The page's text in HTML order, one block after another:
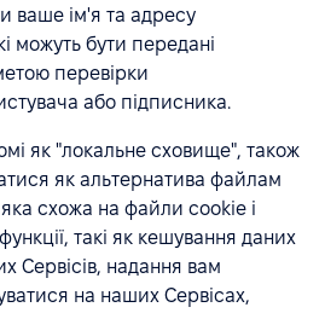
ваше ім'я та адресу
можуть бути передані
перевірки
або підписника.
як "локальне сховище", також
як альтернатива файлам
схожа на файли cookie і
такі як кешування даних
Сервісів, надання вам
на наших Сервісах,